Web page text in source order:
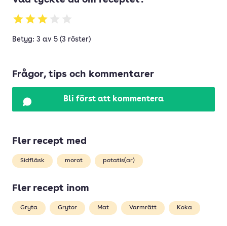
Betyg: 3 av 5 (3 röster)
Frågor, tips och kommentarer
Bli först att kommentera
Fler recept med
Sidfläsk morot potatis(ar)
Fler recept inom
Gryta Grytor Mat Varmrätt Koka